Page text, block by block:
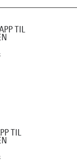
TIL
TIL